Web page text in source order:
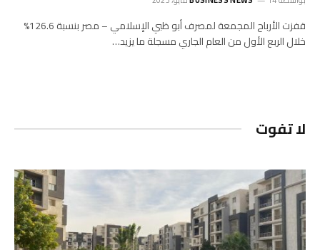
قفزت الأرباح المجمعة لمصرف أبو ظبي الإسلامي – مصر بنسبة 126.6%
خلال الربع الأول من العام الجاري مسجلة ما يزيد…
لا تفوت